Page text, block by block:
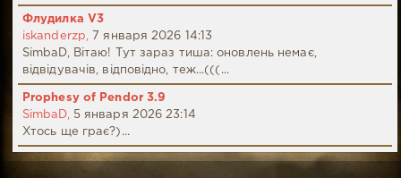
Флудилка V3
iskanderzp, 7 января 2026 14:13
SimbaD, Вітаю! Тут зараз тиша: оновлень немає,
відвідувачів, відповідно, теж...(((...
Prophesy of Pendor 3.9
SimbaD, 5 января 2026 23:14
Хтось ще грає?)...